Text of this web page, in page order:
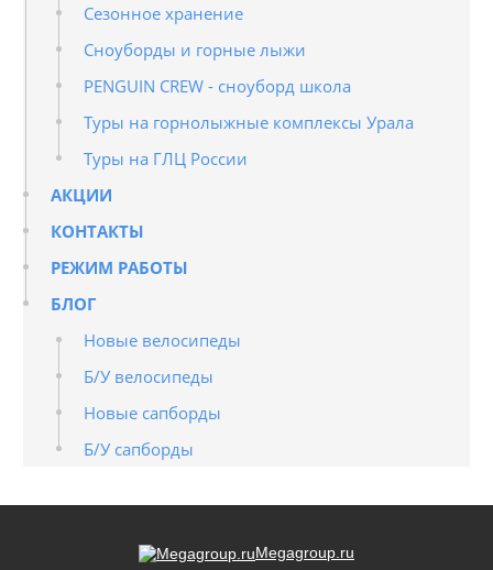
Сезонное хранение
Сноуборды и горные лыжи
PENGUIN CREW - сноуборд школа
Туры на горнолыжные комплексы Урала
Туры на ГЛЦ России
АКЦИИ
КОНТАКТЫ
РЕЖИМ РАБОТЫ
БЛОГ
Новые велосипеды
Б/У велосипеды
Новые сапборды
Б/У сапборды
Megagroup.ru